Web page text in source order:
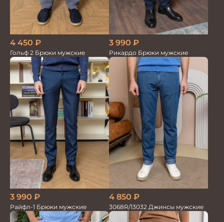
4 450 ₽
Гольф 2 Брюки мужские
3 990 ₽
Рикардо Брюки мужские
3 990 ₽
Райфл-1 Брюки мужские
4 850 ₽
3068R/13032 Джинсы мужские